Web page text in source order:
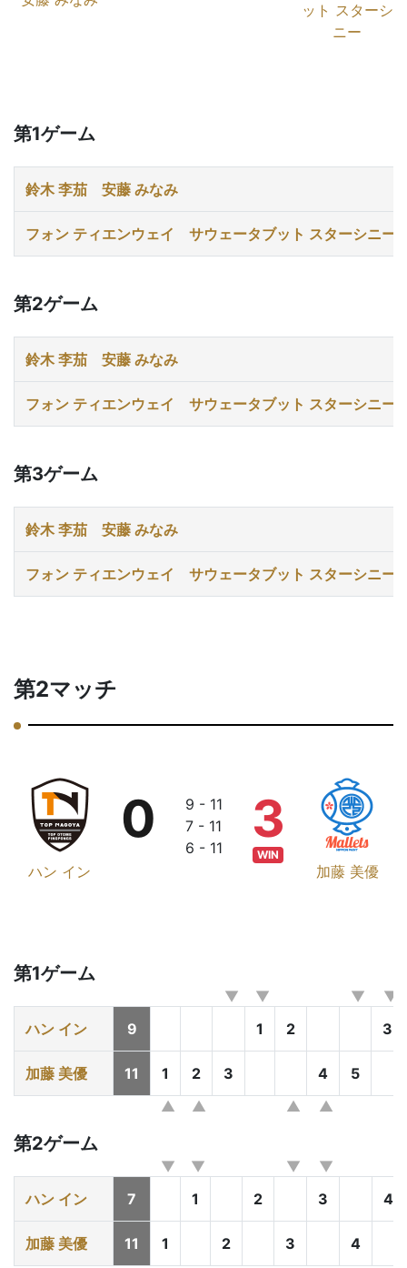
ット スターシ
ニー
第1ゲーム
鈴木 李茄 安藤 みなみ
フォン ティエンウェイ サウェータブット スターシニー
第2ゲーム
鈴木 李茄 安藤 みなみ
フォン ティエンウェイ サウェータブット スターシニー
第3ゲーム
鈴木 李茄 安藤 みなみ
フォン ティエンウェイ サウェータブット スターシニー
第2マッチ
ハン イン
0
9 - 11
7 - 11
6 - 11
加藤 美優
3
WIN
第1ゲーム
ハン イン 9 1 2 3
加藤 美優 11 1 2 3 4 5
第2ゲーム
ハン イン 7 1 2 3 4
加藤 美優 11 1 2 3 4